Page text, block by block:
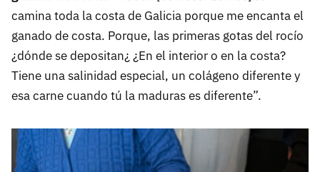
camina toda la costa de Galicia porque me encanta el
ganado de costa. Porque, las primeras gotas del rocío
¿dónde se depositan¿ ¿En el interior o en la costa?
Tiene una salinidad especial, un colágeno diferente y
esa carne cuando tú la maduras es diferente”.